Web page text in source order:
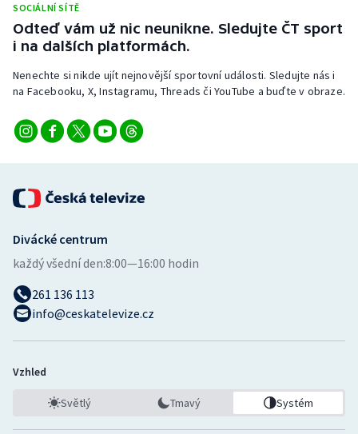
SOCIÁLNÍ SÍTĚ
Odteď vám už nic neunikne. Sledujte ČT sport
i na dalších platformách.
Nenechte si nikde ujít nejnovější sportovní události. Sledujte nás i
na Facebooku, X, Instagramu, Threads či YouTube a buďte v obraze.
Divácké centrum
každý všední den:8:00—16:00 hodin
261 136 113
info@ceskatelevize.cz
Vzhled
Světlý Tmavý Systém